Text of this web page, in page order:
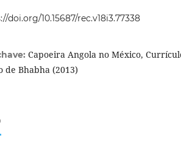
doi.org/10.15687/rec.v18i3.77338
Capoeira Angola no México,
de Bhabha (2013)